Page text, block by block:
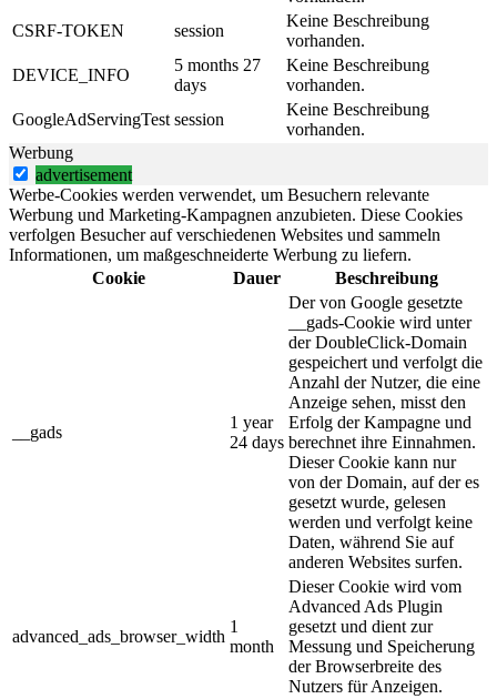
CSRF-TOKEN
session
Keine Beschreibung
vorhanden.
DEVICE_INFO
5 months 27
days
Keine Beschreibung
vorhanden.
GoogleAdServingTest session
Keine Beschreibung
vorhanden.
Werbung
advertisement
Werbe-Cookies werden verwendet, um Besuchern relevante
Werbung und Marketing-Kampagnen anzubieten. Diese Cookies
verfolgen Besucher auf verschiedenen Websites und sammeln
Informationen, um maßgeschneiderte Werbung zu liefern.
Cookie
Dauer Beschreibung
__gads
1 year
24 days
Der von Google gesetzte
__gads-Cookie wird unter
der DoubleClick-Domain
gespeichert und verfolgt die
Anzahl der Nutzer, die eine
Anzeige sehen, misst den
Erfolg der Kampagne und
berechnet ihre Einnahmen.
Dieser Cookie kann nur
von der Domain, auf der es
gesetzt wurde, gelesen
werden und verfolgt keine
Daten, während Sie auf
anderen Websites surfen.
advanced_ads_browser_width
1
month
Dieser Cookie wird vom
Advanced Ads Plugin
gesetzt und dient zur
Messung und Speicherung
der Browserbreite des
Nutzers für Anzeigen.